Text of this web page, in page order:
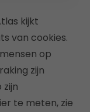
kijkt
van cookies.
op
zijn
te meten, zie